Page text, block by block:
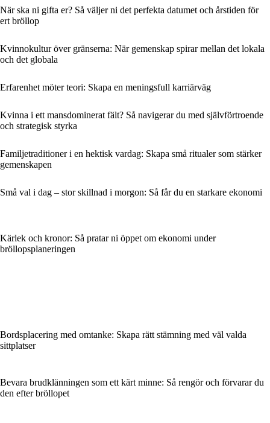
När ska ni gifta er? Så väljer ni det perfekta datumet och årstiden för
ert bröllop
Kvinnokultur över gränserna: När gemenskap spirar mellan det lokala
och det globala
Erfarenhet möter teori: Skapa en meningsfull karriärväg
Kvinna i ett mansdominerat fält? Så navigerar du med självförtroende
och strategisk styrka
Familjetraditioner i en hektisk vardag: Skapa små ritualer som stärker
gemenskapen
Små val i dag – stor skillnad i morgon: Så får du en starkare ekonomi
Kärlek och kronor: Så pratar ni öppet om ekonomi under
bröllopsplaneringen
Bordsplacering med omtanke: Skapa rätt stämning med väl valda
sittplatser
Bevara brudklänningen som ett kärt minne: Så rengör och förvarar du
den efter bröllopet